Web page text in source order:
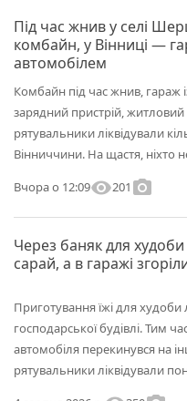
Під час жнив у селі
комбайн, у Вінниці —
автомобілем
Комбайн під час жнив, гараж
зарядний пристрій,
рятувальники ліквідували
Вінниччини. На щастя, ніхто
Вчора о 12:09visibility201 photo_camera
Через баняк для худоби
сарай, а в гаражі
Приготування їжі для
господарської будівлі. Тим
автомобіля перекинувся на
рятувальники ліквідували